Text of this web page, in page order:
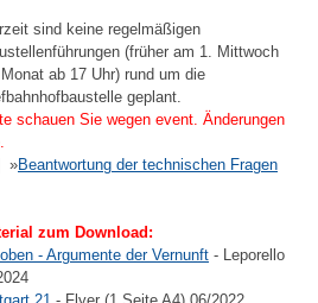
sind keine regelmäßigen
(früher am 1. Mittwoch
ab 17 Uhr) rund um die
geplant.
schauen Sie wegen event. Änderungen
»Beantwortung der technischen Fragen
zum Download:
- Argumente der Vernunft - Leporello